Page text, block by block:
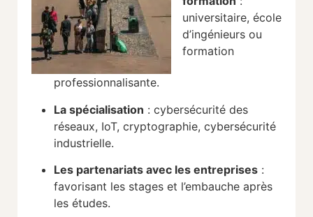
universitaire, école
d’ingénieurs ou
formation
professionnalisante.
La spécialisation : cybersécurité des
réseaux, IoT, cryptographie, cybersécurité
industrielle.
Les partenariats avec les entreprises :
favorisant les stages et l’embauche après
les études.